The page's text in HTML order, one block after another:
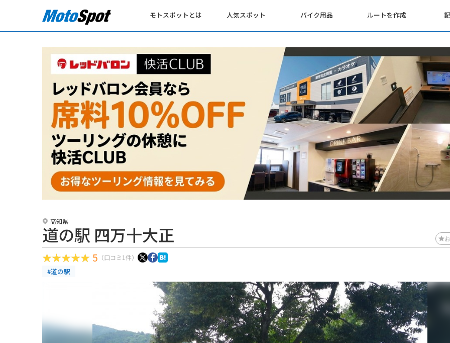
モトスポットとは 人気スポット バイク用品 ルートを作成
高知県
道の駅 四万十大正
5 （口コミ1件）
#道の駅